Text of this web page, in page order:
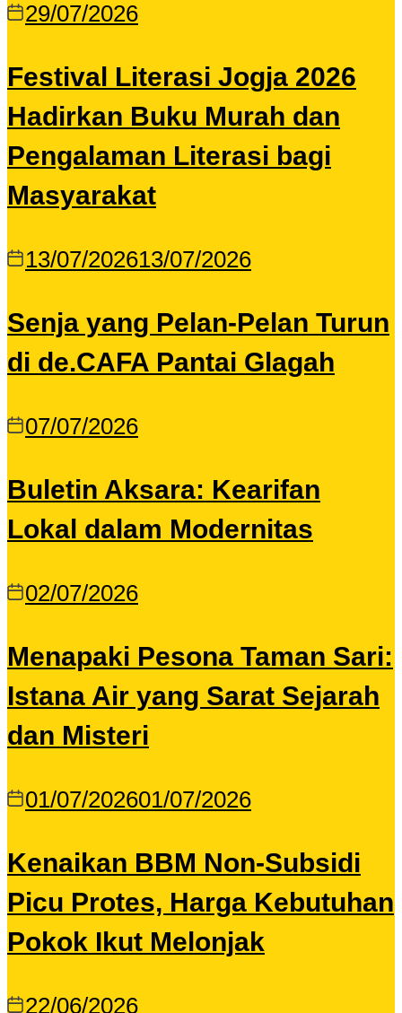
29/07/2026
Festival Literasi Jogja 2026
Hadirkan Buku Murah dan
Pengalaman Literasi bagi
Masyarakat
13/07/202613/07/2026
Senja yang Pelan-Pelan Turun
di de.CAFA Pantai Glagah
07/07/2026
Buletin Aksara: Kearifan
Lokal dalam Modernitas
02/07/2026
Menapaki Pesona Taman Sari:
Istana Air yang Sarat Sejarah
dan Misteri
01/07/202601/07/2026
Kenaikan BBM Non-Subsidi
Picu Protes, Harga Kebutuhan
Pokok Ikut Melonjak
22/06/2026